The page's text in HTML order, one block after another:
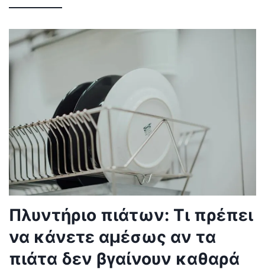
Πλυντήριο πιάτων: Τι πρέπει
να κάνετε αμέσως αν τα
πιάτα δεν βγαίνουν καθαρά